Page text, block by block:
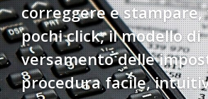
correggere e
pochi click, il modello di
versamento delle
procedura facile,